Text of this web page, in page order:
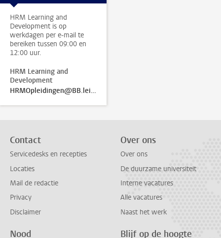
HRM Learning and
Development is op
werkdagen per e-mail te
bereiken tussen 09:00 en
12:00 uur.
HRM Learning and
Development
HRMOpleidingen@BB.leidenuniv.nl
Contact
Servicedesks en recepties
Locaties
Mail de redactie
Privacy
Disclaimer
Over ons
Over ons
De duurzame universiteit
Interne vacatures
Alle vacatures
Naast het werk
Nood Blijf op de hoogte